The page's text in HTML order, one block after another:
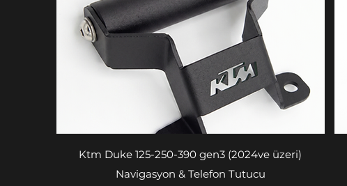
Aperçu rapide
Ktm Duke 125-250-390 gen3 (2024ve üzeri)
Navigasyon & Telefon Tutucu